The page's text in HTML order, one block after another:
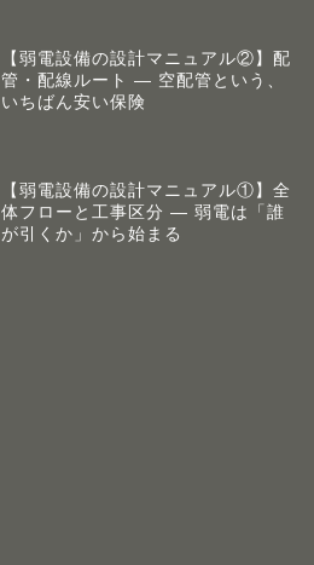
【弱電設備の設計マニュアル②】配
管・配線ルート ― 空配管という、
いちばん安い保険
【弱電設備の設計マニュアル①】全
体フローと工事区分 ― 弱電は「誰
が引くか」から始まる